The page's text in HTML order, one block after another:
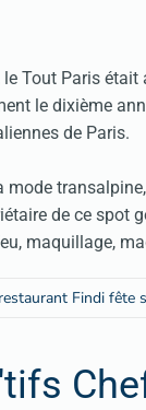
Tout Paris était
le dixième
de Paris.
mode
de ce spot
maquillage,
Findi fête